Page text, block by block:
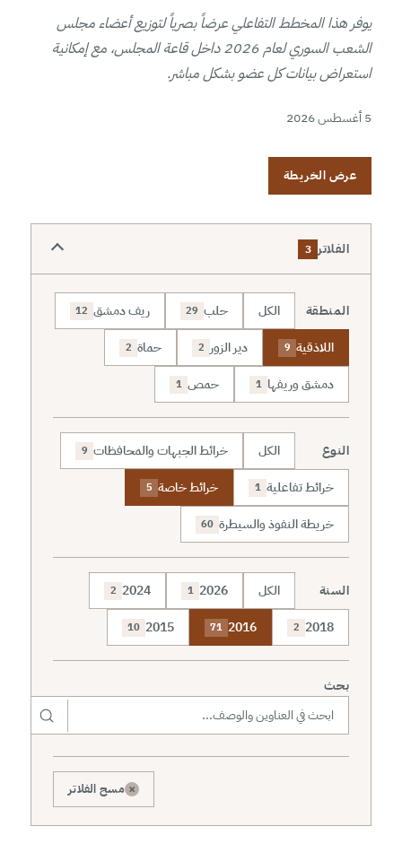
يوفر هذا المخطط التفاعلي عرضاً بصرياً لتوزيع أعضاء مجلس
الشعب السوري لعام 2026 داخل قاعة المجلس، مع إمكانية
استعراض بيانات كل عضو بشكل مباشر.
5 أغسطس 2026
عرض الخريطة
الفلاتر 3
المنطقة الكل حلب 29 ريف دمشق 12
اللاذقية 9 دير الزور 2 حماة 2
دمشق وريفها 1 حمص 1
النوع الكل خرائط الجبهات والمحافظات 9
خرائط تفاعلية 1 خرائط خاصة 5
خريطة النفوذ والسيطرة 60
السنة الكل 2026
1
2024
2
2018
2
2016
71
2015
10
بحث
× مسح الفلاتر